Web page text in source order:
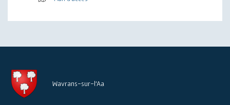
Wavrans-sur-l'Aa